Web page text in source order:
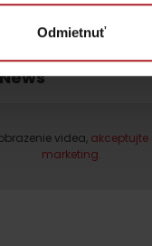
Odmietnuť
o Liptov region
videa, akceptujte
marketing.